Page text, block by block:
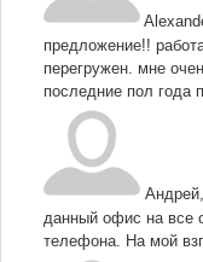
предложение!!
перегружен. мне
последние пол года
Андрей,
данный офис на все
телефона. На мой